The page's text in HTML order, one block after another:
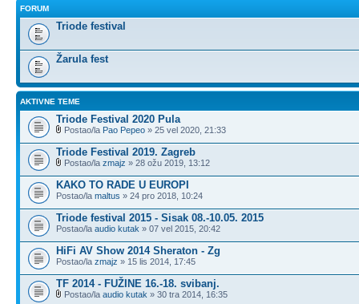
FORUM
Triode festival
Žarula fest
AKTIVNE TEME
Triode Festival 2020 Pula
Postao/la Pao Pepeo » 25 vel 2020, 21:33
Triode Festival 2019. Zagreb
Postao/la zmajz » 28 ožu 2019, 13:12
KAKO TO RADE U EUROPI
Postao/la maltus » 24 pro 2018, 10:24
Triode festival 2015 - Sisak 08.-10.05. 2015
Postao/la audio kutak » 07 vel 2015, 20:42
HiFi AV Show 2014 Sheraton - Zg
Postao/la zmajz » 15 lis 2014, 17:45
TF 2014 - FUŽINE 16.-18. svibanj.
Postao/la audio kutak » 30 tra 2014, 16:35